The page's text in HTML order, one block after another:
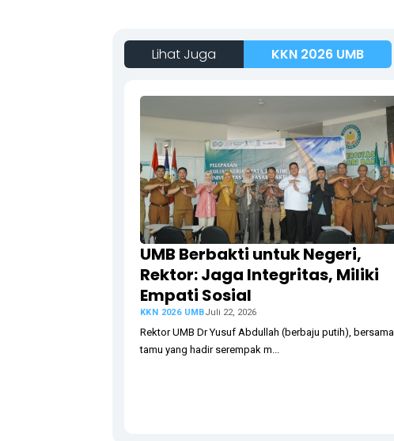
Lihat Juga KKN 2026 UMB
UMB Berbakti untuk Negeri,
Rektor: Jaga Integritas, Miliki
Empati Sosial
KKN 2026 UMBJuli 22, 2026
Rektor UMB Dr Yusuf Abdullah (berbaju putih), bersama
tamu yang hadir serempak m...